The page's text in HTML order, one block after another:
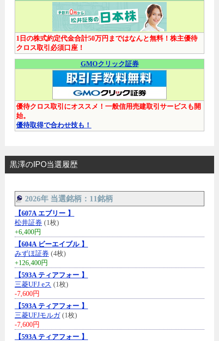
1日の株式約定代金合計50万円まではなんと無料！株主優待
クロス取引必須口座！
GMOクリック証券
優待クロス取引にオススメ！一般信用売建取引サービスも開
始。
優待取得で合わせ技も！
黒澤のIPO当選履歴
2026年 当選銘柄：11銘柄
【607A エブリー 】
松井証券 (1枚)
+6,400円
【604A ビーエイブル 】
みずほ証券 (4枚)
+126,400円
【593A ティアフォー 】
三菱UFJ eス (1枚)
-7,600円
【593A ティアフォー 】
三菱UFJモルガ(1枚)
-7,600円
【593A ティアフォー 】